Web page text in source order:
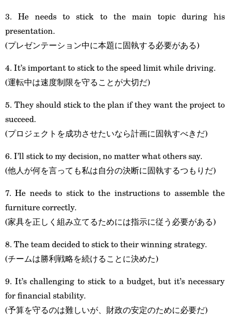
3. He needs to stick to the main topic during his
presentation.
(プレゼンテーション中に本題に固執する必要がある)
4. It’s important to stick to the speed limit while driving.
(運転中は速度制限を守ることが大切だ)
5. They should stick to the plan if they want the project to
succeed.
(プロジェクトを成功させたいなら計画に固執すべきだ)
6. I’ll stick to my decision, no matter what others say.
(他人が何を言っても私は自分の決断に固執するつもりだ)
7. He needs to stick to the instructions to assemble the
furniture correctly.
(家具を正しく組み立てるためには指示に従う必要がある)
8. The team decided to stick to their winning strategy.
(チームは勝利戦略を続けることに決めた)
9. It’s challenging to stick to a budget, but it’s necessary
for financial stability.
(予算を守るのは難しいが、財政の安定のために必要だ)